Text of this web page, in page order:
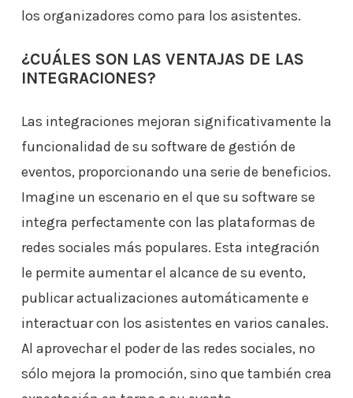
los organizadores como para los asistentes.
¿CUÁLES SON LAS VENTAJAS DE LAS
INTEGRACIONES?
Las integraciones mejoran significativamente la
funcionalidad de su software de gestión de
eventos, proporcionando una serie de beneficios.
Imagine un escenario en el que su software se
integra perfectamente con las plataformas de
redes sociales más populares. Esta integración
le permite aumentar el alcance de su evento,
publicar actualizaciones automáticamente e
interactuar con los asistentes en varios canales.
Al aprovechar el poder de las redes sociales, no
sólo mejora la promoción, sino que también crea